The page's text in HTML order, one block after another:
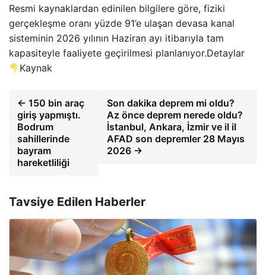
Resmi kaynaklardan edinilen bilgilere göre, fiziki
gerçekleşme oranı yüzde 91’e ulaşan devasa kanal
sisteminin 2026 yılının Haziran ayı itibarıyla tam
kapasiteyle faaliyete geçirilmesi planlanıyor.Detaylar
Kaynak
← 150 bin araç
giriş yapmıştı.
Bodrum
sahillerinde
bayram
hareketliliği
Son dakika deprem mi oldu?
Az önce deprem nerede oldu?
İstanbul, Ankara, İzmir ve il il
AFAD son depremler 28 Mayıs
2026 →
Tavsiye Edilen Haberler